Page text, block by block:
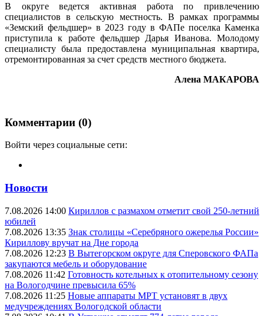
В округе ведется активная работа по привлечению
специалистов в сельскую местность. В рамках программы
«Земский фельдшер» в 2023 году в ФАПе поселка Каменка
приступила к работе фельдшер Дарья Иванова. Молодому
специалисту была предоставлена муниципальная квартира,
отремонтированная за счет средств местного бюджета.
Алена МАКАРОВА
Комментарии (0)
Войти через социальные сети:
Новости
7.08.2026 14:00 Кириллов с размахом отметит свой 250-летний
юбилей
7.08.2026 13:35 Знак столицы «Серебряного ожерелья России»
Кириллову вручат на Дне города
7.08.2026 12:23 В Вытегорском округе для Сперовского ФАПа
закупаются мебель и оборудование
7.08.2026 11:42 Готовность котельных к отопительному сезону
на Вологодчине превысила 65%
7.08.2026 11:25 Новые аппараты МРТ установят в двух
медучреждениях Вологодской области